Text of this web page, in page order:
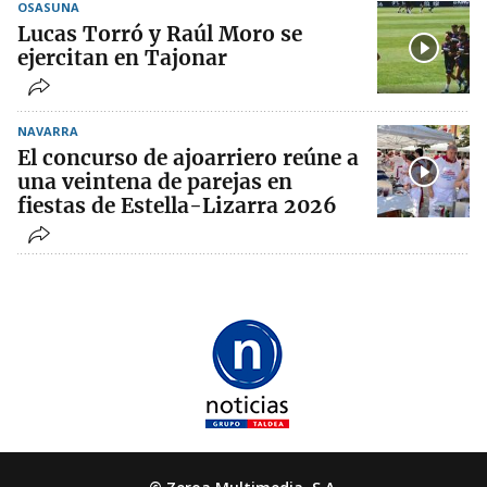
OSASUNA
Lucas Torró y Raúl Moro se
ejercitan en Tajonar
NAVARRA
El concurso de ajoarriero reúne a
una veintena de parejas en
fiestas de Estella-Lizarra 2026